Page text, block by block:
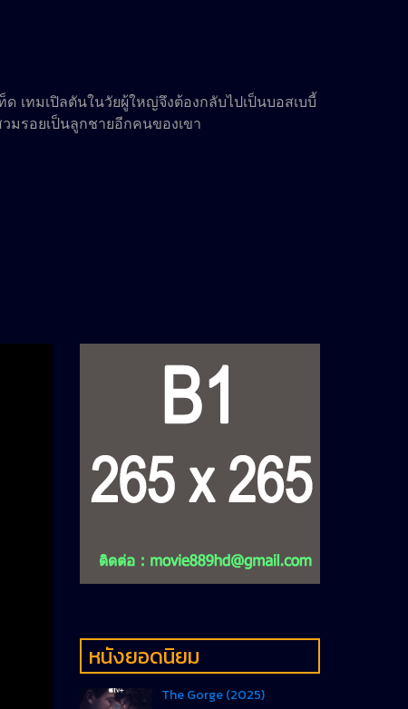
เทมเปิลตันในวัยผู้ใหญ่จึงต้องกลับไปเป็นบอสเบบี้
มรอยเป็นลูกชายอีกคนของเขา
หนังยอดนิยม
The Gorge (2025)